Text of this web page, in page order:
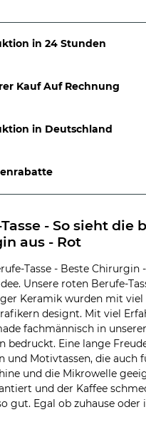
in 24 Stunden
Kauf Auf Rechnung
in Deutschland
- So sieht die
aus - Rot
Tasse - Beste Chirurgin
Unsere roten Berufe-
Keramik wurden mit viel
designt. Mit viel
fachmännisch in
bedruckt. Eine lange
und Motivtassen, die auch
und die Mikrowelle
und der Kaffee
gut. Egal ob zuhause oder